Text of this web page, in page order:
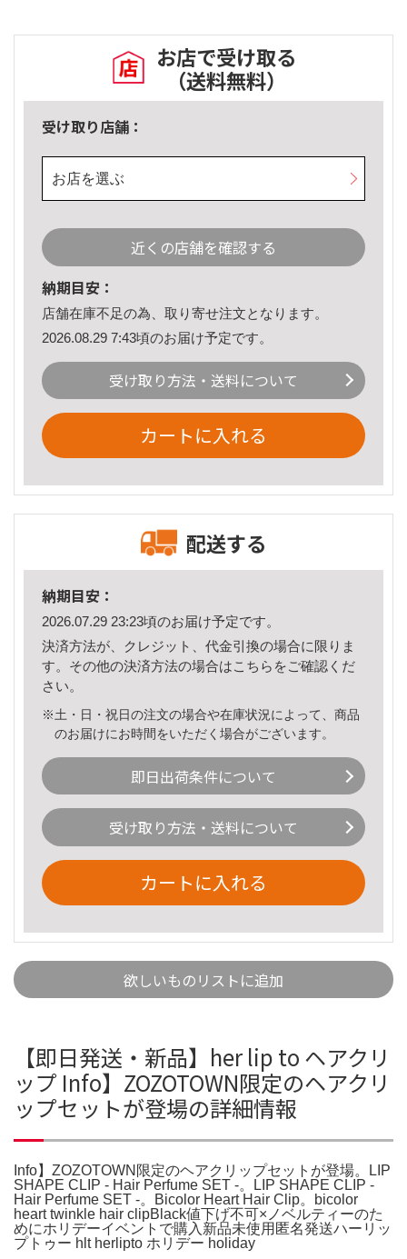
お店で受け取る
（送料無料）
受け取り店舗：
お店を選ぶ
近くの店舗を確認する
納期目安：
店舗在庫不足の為、取り寄せ注文となります。
2026.08.29 7:43頃のお届け予定です。
受け取り方法・送料について
カートに入れる
配送する
納期目安：
2026.07.29 23:23頃のお届け予定です。
決済方法が、クレジット、代金引換の場合に限りま
す。その他の決済方法の場合はこちら をご確認くだ
さい。
※土・日・祝日の注文の場合や在庫状況によって、商品
のお届けにお時間をいただく場合がございます。
即日出荷条件について
受け取り方法・送料について
カートに入れる
欲しいものリストに追加
【即日発送・新品】her lip to ヘアクリ
ップ Info】ZOZOTOWN限定のヘアクリ
ップセットが登場の詳細情報
Info】ZOZOTOWN限定のヘアクリップセットが登場。LIP
SHAPE CLIP - Hair Perfume SET -。LIP SHAPE CLIP -
Hair Perfume SET -。Bicolor Heart Hair Clip。bicolor
heart twinkle hair clipBlack値下げ不可×ノベルティーのた
めにホリデーイベントで購入新品未使用匿名発送ハーリッ
プトゥー hlt herlipto ホリデー holiday